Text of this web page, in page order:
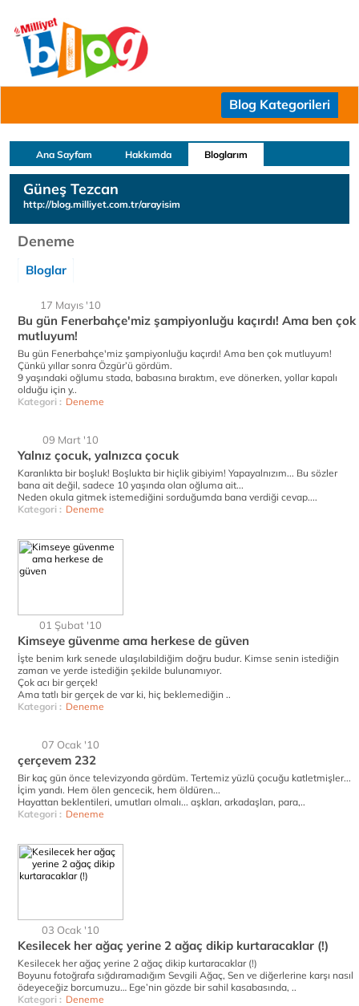
Blog Kategorileri
Ana Sayfam Hakkımda Bloglarım
Güneş Tezcan
http://blog.milliyet.com.tr/arayisim
Deneme
Bloglar
17 Mayıs '10
Bu gün Fenerbahçe'miz şampiyonluğu kaçırdı! Ama ben çok
mutluyum!
Bu gün Fenerbahçe'miz şampiyonluğu kaçırdı! Ama ben çok mutluyum!
Çünkü yıllar sonra Özgür’ü gördüm.
9 yaşındaki oğlumu stada, babasına bıraktım, eve dönerken, yollar kapalı
olduğu için y..
Kategori : Deneme
09 Mart '10
Yalnız çocuk, yalnızca çocuk
Karanlıkta bir boşluk! Boşlukta bir hiçlik gibiyim! Yapayalnızım... Bu sözler
bana ait değil, sadece 10 yaşında olan oğluma ait...
Neden okula gitmek istemediğini sorduğumda bana verdiği cevap....
Kategori : Deneme
01 Şubat '10
Kimseye güvenme ama herkese de güven
İşte benim kırk senede ulaşılabildiğim doğru budur. Kimse senin istediğin
zaman ve yerde istediğin şekilde bulunamıyor.
Çok acı bir gerçek!
Ama tatlı bir gerçek de var ki, hiç beklemediğin ..
Kategori : Deneme
07 Ocak '10
çerçevem 232
Bir kaç gün önce televizyonda gördüm. Tertemiz yüzlü çocuğu katletmişler...
İçim yandı. Hem ölen gencecik, hem öldüren...
Hayattan beklentileri, umutları olmalı... aşkları, arkadaşları, para,..
Kategori : Deneme
03 Ocak '10
Kesilecek her ağaç yerine 2 ağaç dikip kurtaracaklar (!)
Kesilecek her ağaç yerine 2 ağaç dikip kurtaracaklar (!)
Boyunu fotoğrafa sığdıramadığım Sevgili Ağaç, Sen ve diğerlerine karşı nasıl
ödeyeceğiz borcumuzu… Ege’nin gözde bir sahil kasabasında, ..
Kategori : Deneme